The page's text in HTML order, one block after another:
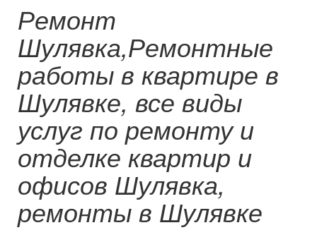
Ремонт
Шулявка,Ремонтные
работы в квартире в
Шулявке, все виды
услуг по ремонту и
отделке квартир и
офисов Шулявка,
ремонты в Шулявке